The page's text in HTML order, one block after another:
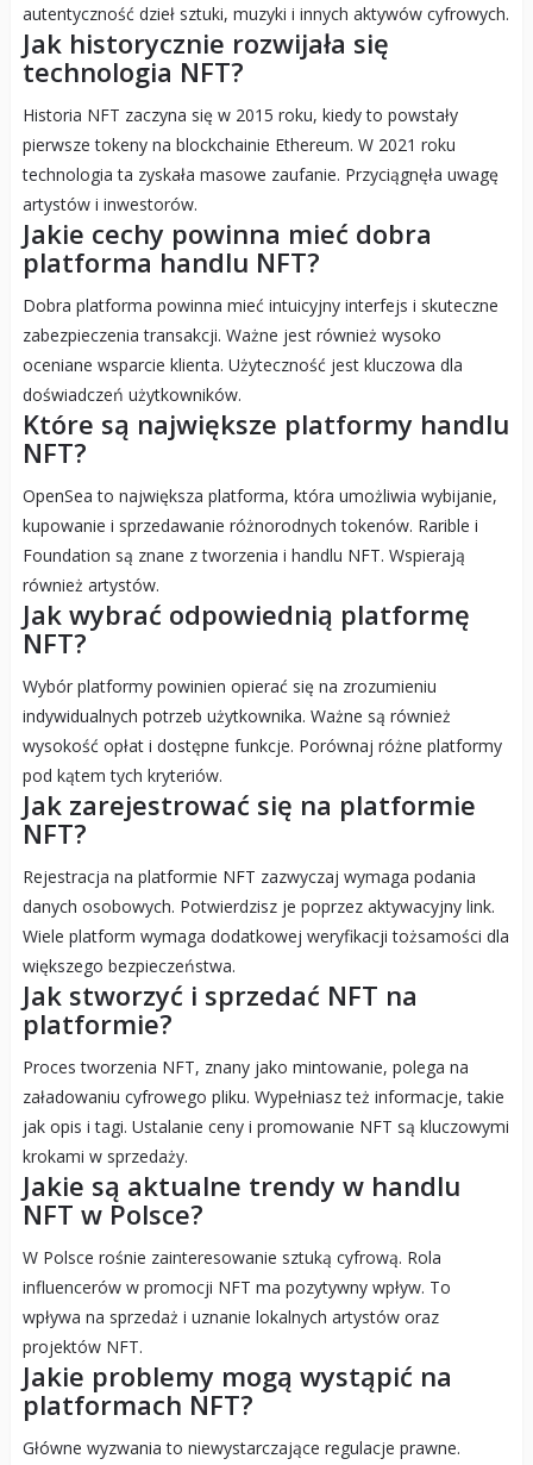
autentyczność dzieł sztuki, muzyki i innych aktywów cyfrowych.
Jak historycznie rozwijała się
technologia NFT?
Historia NFT zaczyna się w 2015 roku, kiedy to powstały
pierwsze tokeny na blockchainie Ethereum. W 2021 roku
technologia ta zyskała masowe zaufanie. Przyciągnęła uwagę
artystów i inwestorów.
Jakie cechy powinna mieć dobra
platforma handlu NFT?
Dobra platforma powinna mieć intuicyjny interfejs i skuteczne
zabezpieczenia transakcji. Ważne jest również wysoko
oceniane wsparcie klienta. Użyteczność jest kluczowa dla
doświadczeń użytkowników.
Które są największe platformy handlu
NFT?
OpenSea to największa platforma, która umożliwia wybijanie,
kupowanie i sprzedawanie różnorodnych tokenów. Rarible i
Foundation są znane z tworzenia i handlu NFT. Wspierają
również artystów.
Jak wybrać odpowiednią platformę
NFT?
Wybór platformy powinien opierać się na zrozumieniu
indywidualnych potrzeb użytkownika. Ważne są również
wysokość opłat i dostępne funkcje. Porównaj różne platformy
pod kątem tych kryteriów.
Jak zarejestrować się na platformie
NFT?
Rejestracja na platformie NFT zazwyczaj wymaga podania
danych osobowych. Potwierdzisz je poprzez aktywacyjny link.
Wiele platform wymaga dodatkowej weryfikacji tożsamości dla
większego bezpieczeństwa.
Jak stworzyć i sprzedać NFT na
platformie?
Proces tworzenia NFT, znany jako mintowanie, polega na
załadowaniu cyfrowego pliku. Wypełniasz też informacje, takie
jak opis i tagi. Ustalanie ceny i promowanie NFT są kluczowymi
krokami w sprzedaży.
Jakie są aktualne trendy w handlu
NFT w Polsce?
W Polsce rośnie zainteresowanie sztuką cyfrową. Rola
influencerów w promocji NFT ma pozytywny wpływ. To
wpływa na sprzedaż i uznanie lokalnych artystów oraz
projektów NFT.
Jakie problemy mogą wystąpić na
platformach NFT?
Główne wyzwania to niewystarczające regulacje prawne.